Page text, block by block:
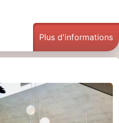
Plus d'informations